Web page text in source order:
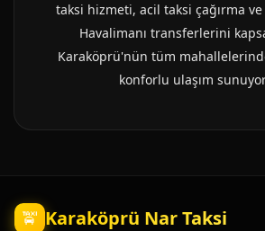
taksi hizmeti, acil taksi çağırma ve
Havalimanı transferlerini
Karaköprü'nün tüm
konforlu ulaşım
🚖 Karaköprü Nar Taksi